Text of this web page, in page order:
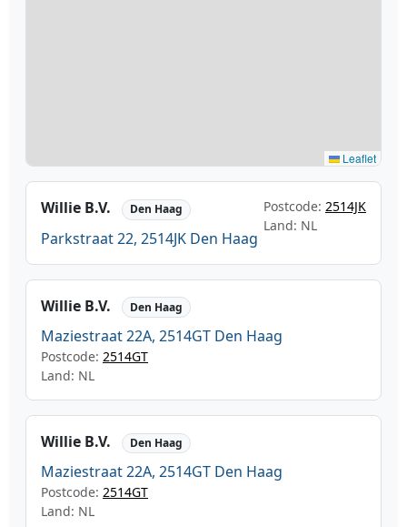
Leaflet
Willie B.V. Den Haag
Parkstraat 22, 2514JK Den Haag
Postcode: 2514JK
Land: NL
Willie B.V. Den Haag
Maziestraat 22A, 2514GT Den Haag
Postcode: 2514GT
Land: NL
Willie B.V. Den Haag
Maziestraat 22A, 2514GT Den Haag
Postcode: 2514GT
Land: NL